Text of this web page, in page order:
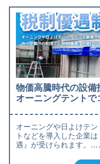
物価高騰時代の設備
オーニングテントで
オーニングや日よけテ
トなどを導入した企業
遇』が受けられます。